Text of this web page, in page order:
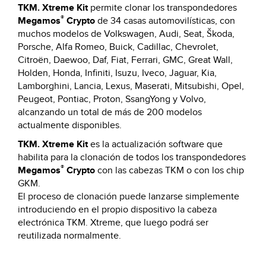
TKM. Xtreme Kitpermite clonar los transpondedores
Megamos® Crypto de 34 casas automovilísticas, con
muchos modelos de Volkswagen, Audi, Seat, Škoda,
Porsche, Alfa Romeo, Buick, Cadillac, Chevrolet,
Citroën, Daewoo, Daf, Fiat, Ferrari, GMC, Great Wall,
Holden, Honda, Infiniti, Isuzu, Iveco, Jaguar, Kia,
Lamborghini, Lancia, Lexus, Maserati, Mitsubishi, Opel,
Peugeot, Pontiac, Proton, SsangYong y Volvo,
alcanzando un total de más de 200 modelos
actualmente disponibles.
TKM. Xtreme Kites la actualización software que
habilita para la clonación de todos los transpondedores
Megamos® Crypto con las cabezas TKM o con los chip
GKM.
El proceso de clonación puede lanzarse simplemente
introduciendo en el propio dispositivo la cabeza
electrónica TKM. Xtreme, que luego podrá ser
reutilizada normalmente.